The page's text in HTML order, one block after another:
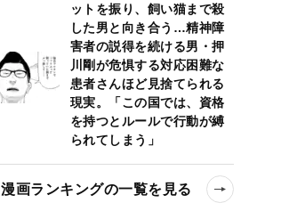
ットを振り、飼い猫まで殺
した男と向き合う…精神障
害者の説得を続ける男・押
川剛が危惧する対応困難な
患者さんほど見捨てられる
現実。「この国では、資格
を持つとルールで行動が縛
られてしまう」
漫画ランキングの一覧を見る